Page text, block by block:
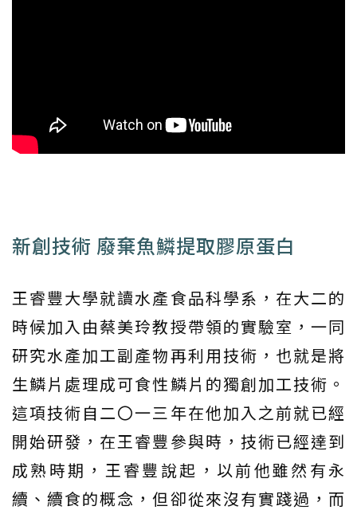
新創技術 廢棄魚鱗提取膠原蛋白
王睿豐大學就讀水產食品科學系，在大二的
時候加入由蔡美玲教授帶領的實驗室，一同
研究水產加工副產物再利用技術，也就是將
生鱗片處理成可食性鱗片的獨創加工技術。
這項技術自二〇一三年在他加入之前就已經
開始研發，在王睿豐參與時，技術已經達到
成熟時期，王睿豐說起，以前他雖然有永
續、續食的概念，但卻從來沒有實踐過，而